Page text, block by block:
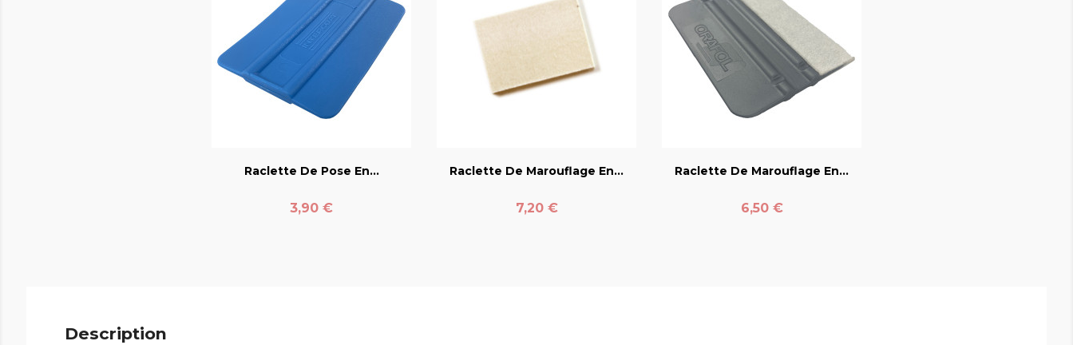
Raclette De Pose En...
Prix
3,90 €
Raclette De Marouflage En...
Prix
7,20 €
Raclette De Marouflage En...
Prix
6,50 €
Description